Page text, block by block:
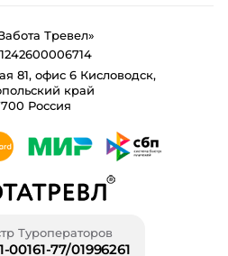
Тревел»
81, офис 6 Кисловодск,
край
Россия
Туроператоров
00161-77/01996261